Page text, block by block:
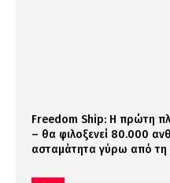
Freedom Ship: Η πρώτη
– θα φιλοξενεί 80.000
ασταμάτητα γύρω από τη